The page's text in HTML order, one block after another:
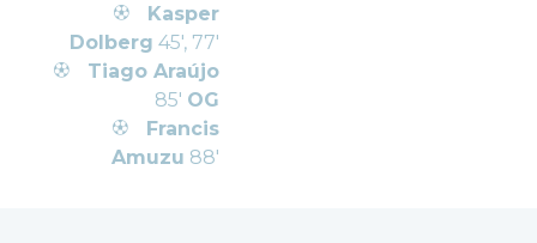
Kasper
Dolberg 45', 77'
Tiago Araújo
85' OG
Francis
Amuzu 88'